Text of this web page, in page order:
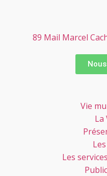
89 Mail Marcel
Vie
La
Les